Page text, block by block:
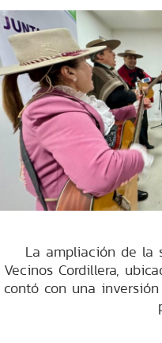
La ampliación de la
Vecinos Cordillera,
contó con una